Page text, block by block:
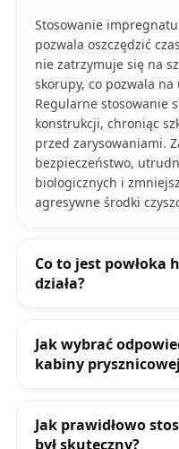
Stosowanie
pozwala oszczędzić
nie zatrzymuje się na
skorupy, co pozwala
Regularne stosowanie
konstrukcji, chroniąc
przed zarysowaniami.
bezpieczeństwo,
biologicznych i
agresywne środki
Co to jest powłoka
działa?
Jak wybrać
kabiny
Jak prawidłowo
był skuteczny?